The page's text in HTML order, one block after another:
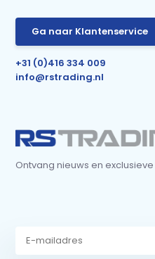
Ga naar Klantenservice
+31 (0)416 334 009
info@rstrading.nl
Ontvang nieuws en